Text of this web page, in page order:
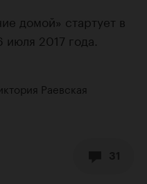
домой» стартует в
2017 года.
Раевская